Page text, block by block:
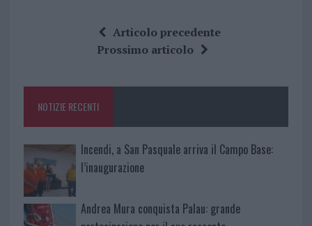
o
k
te
re
at
s
p
a
re
Articolo precedente
Prossimo articolo
NOTIZIE RECENTI
Incendi, a San Pasquale arriva il Campo Base:
l’inaugurazione
Andrea Mura conquista Palau: grande